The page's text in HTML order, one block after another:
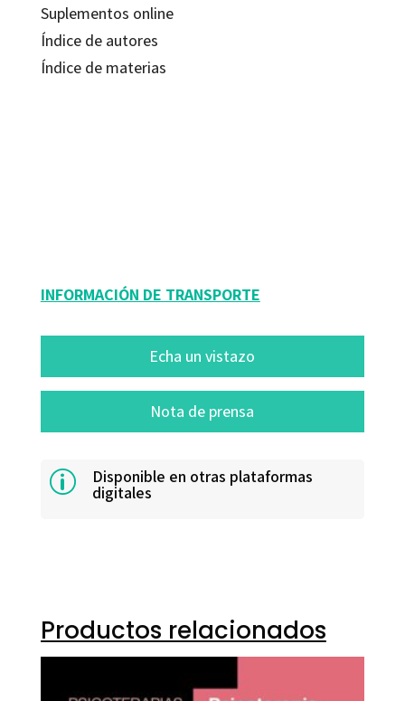
Suplementos online
Índice de autores
Índice de materias
INFORMACIÓN DE TRANSPORTE
Echa un vistazo
Nota de prensa
p Disponible en otras plataformas
digitales
Productos relacionados